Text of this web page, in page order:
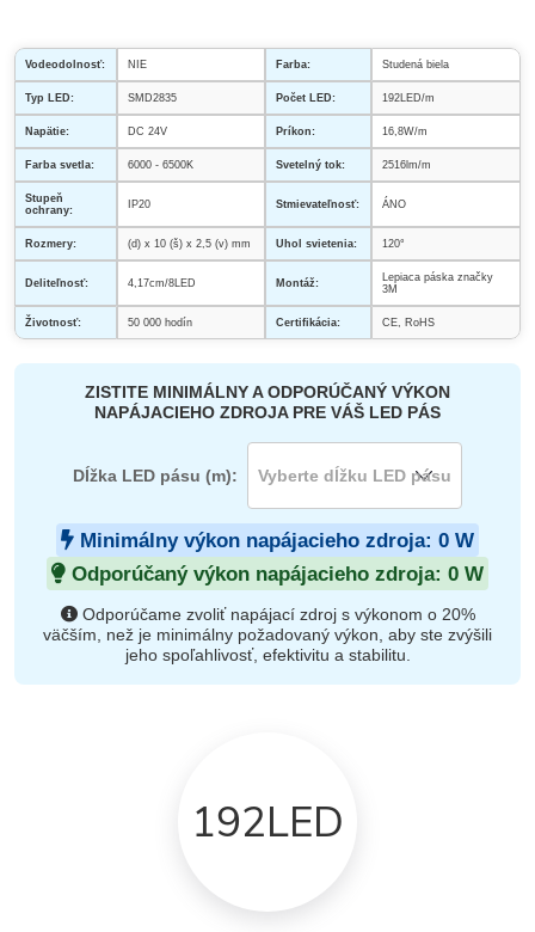
Vodeodolnosť: NIE Farba: Studená biela
Typ LED: SMD2835 Počet LED: 192LED/m
Napätie: DC 24V Príkon: 16,8W/m
Farba svetla: 6000 - 6500K Svetelný tok: 2516lm/m
Stupeň
ochrany:
IP20 Stmievateľnosť: ÁNO
Rozmery: (d) x 10 (š) x 2,5 (v) mm Uhol svietenia: 120°
Deliteľnosť: 4,17cm/8LED Montáž:
Lepiaca páska značky
3M
Životnosť: 50 000 hodín Certifikácia: CE, RoHS
ZISTITE MINIMÁLNY A ODPORÚČANÝ VÝKON
NAPÁJACIEHO ZDROJA PRE VÁŠ LED PÁS
Dĺžka LED pásu (m):
Minimálny výkon napájacieho zdroja: 0 W
Odporúčaný výkon napájacieho zdroja: 0 W
Odporúčame zvoliť napájací zdroj s výkonom o 20%
väčším, než je minimálny požadovaný výkon, aby ste zvýšili
jeho spoľahlivosť, efektivitu a stabilitu.
192LED